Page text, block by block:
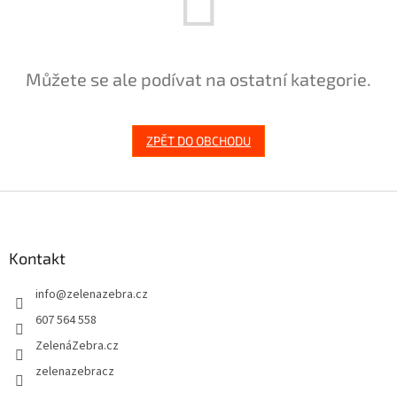
Můžete se ale podívat na ostatní kategorie.
ZPĚT DO OBCHODU
Kontakt
info@zelenazebra.cz
607 564 558
ZelenáZebra.cz
zelenazebracz